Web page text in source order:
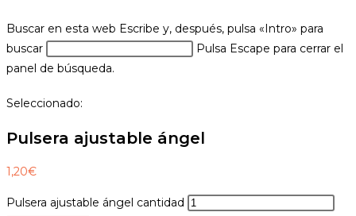
Buscar en esta web Escribe y, después, pulsa «Intro» para
buscar
Pulsa Escape para cerrar el
panel de búsqueda.
Seleccionado:
Pulsera ajustable ángel
1,20€
Pulsera ajustable ángel cantidad